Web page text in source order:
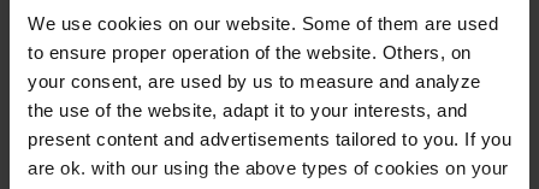
We use cookies on our website. Some of them are used
to ensure proper operation of the website. Others, on
your consent, are used by us to measure and analyze
the use of the website, adapt it to your interests, and
present content and advertisements tailored to you. If you
are ok. with our using the above types of cookies on your